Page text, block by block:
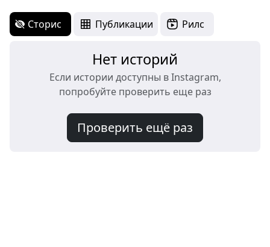
Сторис Публикации Рилс
Нет историй
Если истории доступны в Instagram,
попробуйте проверить еще раз
Проверить ещё раз